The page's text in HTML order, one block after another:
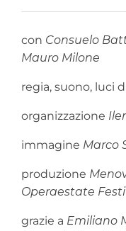
con Consuelo
Mauro Milone
regia, suono, luci
organizzazione
immagine Marco
produzione
Operaestate
grazie a Emiliano